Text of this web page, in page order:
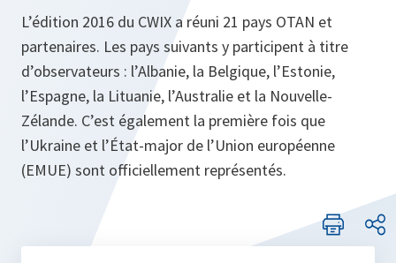
L’édition 2016 du CWIX a réuni 21 pays OTAN et
partenaires. Les pays suivants y participent à titre
d’observateurs : l’Albanie, la Belgique, l’Estonie,
l’Espagne, la Lituanie, l’Australie et la Nouvelle-
Zélande. C’est également la première fois que
l’Ukraine et l’État-major de l’Union européenne
(EMUE) sont officiellement représentés.